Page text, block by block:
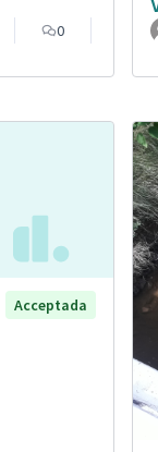
0
Acceptada